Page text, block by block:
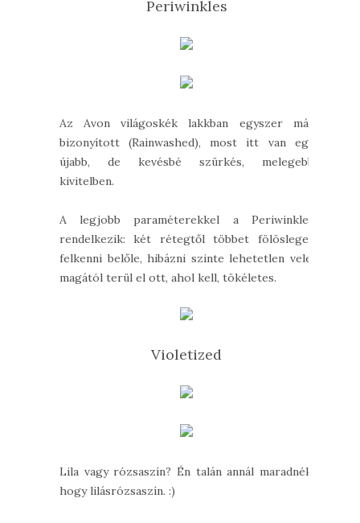
Periwinkles
Az Avon világoskék lakkban egyszer már
bizonyított (Rainwashed), most itt van egy
újabb, de kevésbé szürkés, melegebb
kivitelben.
A legjobb paraméterekkel a Periwinkles
rendelkezik: két rétegtől többet fölösleges
felkenni belőle, hibázni szinte lehetetlen vele,
magától terül el ott, ahol kell, tökéletes.
Violetized
Lila vagy rózsaszín? Én talán annál maradnék,
hogy lilásrózsaszín. :)